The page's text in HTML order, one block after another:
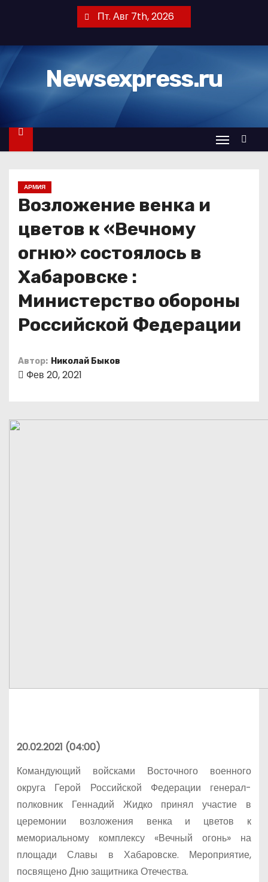
т
к
Пт. Авг 7th, 2026
Newsexpress.ru
АРМИЯ
Возложение венка и
цветов к «Вечному
огню» состоялось в
Хабаровске :
Министерство обороны
Российской Федерации
Автор: Николай Быков
Фев 20, 2021
20.02.2021 (04:00)
Командующий войсками Восточного военного
округа Герой Российской Федерации генерал-
полковник Геннадий Жидко принял участие в
церемонии возложения венка и цветов к
мемориальному комплексу «Вечный огонь» на
площади Славы в Хабаровске. Мероприятие,
посвящено Дню защитника Отечества.